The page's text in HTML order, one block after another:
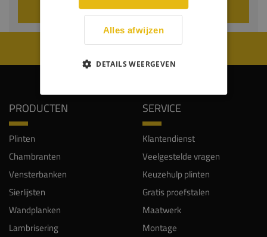
VOEG TOE AAN WINKELWAGEN
WIJ WORDEN BEOORDEELD MET EEN 8.8
PRODUCTEN
Plinten
Chambranten
Vensterbanken
Sierlijsten
Wandplanken
Lambrisering
SERVICE
Klantendienst
Veelgestelde vragen
Keuzehulp plinten
Gratis proefstalen
Maatwerk
Montage
Alles afwijzen
DETAILS WEERGEVEN